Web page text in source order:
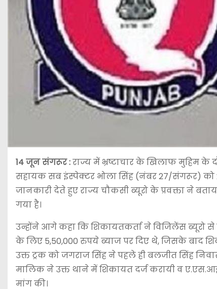
14 जूनसंगरूर :राज्य में भ्रष्टाचार के खिलाफ मुहिम
सहायक सब इंस्पेक्टर भोला सिंह (नंबर 27/संगरूर) को
जानकारी देते हुए राज्य चौकसी ब्यूरो के प्रवक्ता ने
गया है।
उन्होंने आगे कहा कि शिकायतकर्ता ने विजिलेंस ब्यूरो
के लिए 5,50,000 रुपये ब्याज पर दिए थे, जिसके बाद
उक्त ट्रक को जगराज सिंह ने पहले ही बलजीत सिंह
मालिक ने उक्त थाने में शिकायत दर्ज करायी व
मांग की।